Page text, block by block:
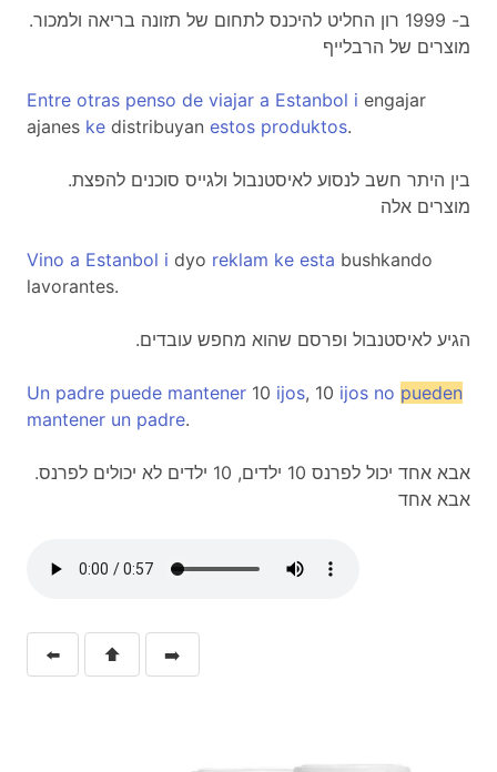
.ב- 1999 רון החליט להיכנס לתחום של תזונה בריאה ולמכור
מוצרים של הרבלייף
Entre otras penso de viajar a Estanbol i engajar
ajanes ke distribuyan estos produktos.
.בין היתר חשב לנסוע לאיסטנבול ולגייס סוכנים להפצת
מוצרים אלה
Vino a Estanbol i dyo reklam ke esta bushkando
lavorantes.
.הגיע לאיסטנבול ופרסם שהוא מחפש עובדים
Un padre puede mantener 10 ijos, 10 ijos no pueden
mantener un padre.
.אבא אחד יכול לפרנס 10 ילדים, 10 ילדים לא יכולים לפרנס
אבא אחד
⬅️ ⬆️ ➡️